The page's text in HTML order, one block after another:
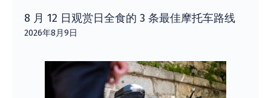
8 月 12 日观赏日全食的 3 条最佳摩托车路线
2026年8月9日